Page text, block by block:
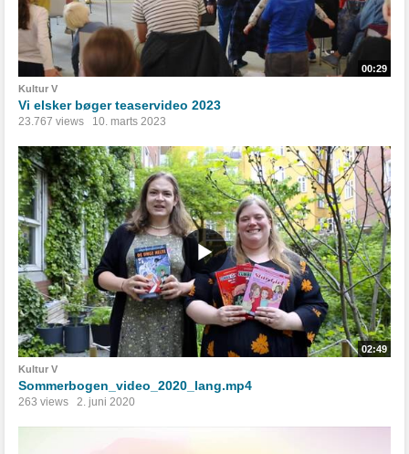
00:29
Kultur V
Vi elsker bøger teaservideo 2023
23.767 views 10. marts 2023
02:49
Kultur V
Sommerbogen_video_2020_lang.mp4
263 views 2. juni 2020